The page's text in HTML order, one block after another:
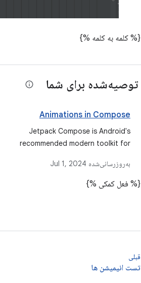
{% کلمه به کلمه %}
توصیه‌شده برای شما
Animations in Compose
Jetpack Compose is Android's
recommended modern toolkit for
accelerates UI development on
Android. Quickly bring your app to
life with less code, powerful tools,
به‌روزرسانی‌شده Jul 1, 2024
{% فعل کمکی %}
قبلی
تست انیمیشن ها